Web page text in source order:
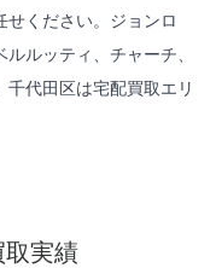
ください。ジョンロ
ルッティ、チャーチ、
千代田区は宅配買取エリ
実績